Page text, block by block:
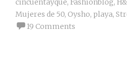
cincuentayque, Fashionblog,
Mujeres de 50, Oysho, playa,
19 Comments